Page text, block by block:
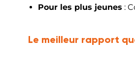
Pour les plus jeunes :
Le meilleur rapport